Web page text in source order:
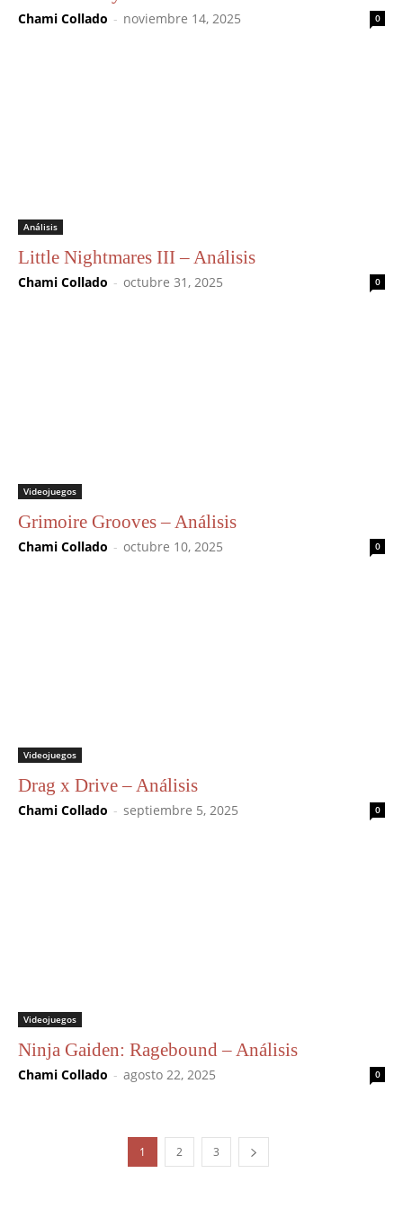
Chami Collado - noviembre 14, 2025 0
Análisis
Little Nightmares III – Análisis
Chami Collado - octubre 31, 2025 0
Videojuegos
Grimoire Grooves – Análisis
Chami Collado - octubre 10, 2025 0
Videojuegos
Drag x Drive – Análisis
Chami Collado - septiembre 5, 2025 0
Videojuegos
Ninja Gaiden: Ragebound – Análisis
Chami Collado - agosto 22, 2025 0
1 2 3